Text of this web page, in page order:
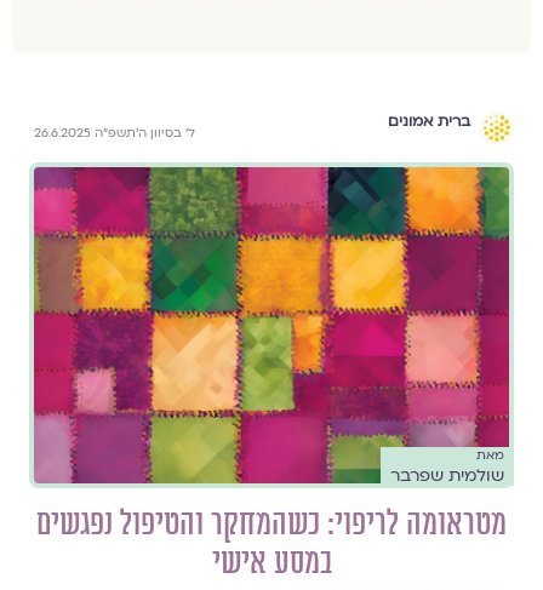
ברית אמונים
ל׳ בסיוון ה׳תשפ״ה 26.6.2025
מאת
שולמית שפרבר
מטראומה לריפוי: כשהמחקר והטיפול נפגשים
במסע אישי